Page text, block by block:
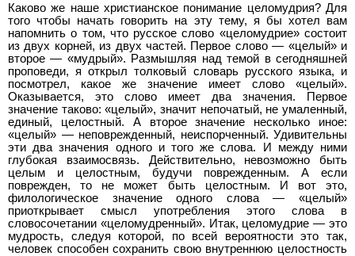
Каково же наше христианское понимание целомудрия? Для
того чтобы начать говорить на эту тему, я бы хотел вам
напомнить о том, что русское слово «целомудрие» состоит
из двух корней, из двух частей. Первое слово — «целый» и
второе — «мудрый». Размышляя над темой в сегодняшней
проповеди, я открыл толковый словарь русского языка, и
посмотрел, какое же значение имеет слово «целый».
Оказывается, это слово имеет два значения. Первое
значение таково: «целый», значит непочатый, не умаленный,
единый, целостный. А второе значение несколько иное:
«целый» — неповрежденный, неиспорченный. Удивительны
эти два значения одного и того же слова. И между ними
глубокая взаимосвязь. Действительно, невозможно быть
целым и целостным, будучи поврежденным. А если
поврежден, то не может быть целостным. И вот это,
филологическое значение одного слова — «целый»
приоткрывает смысл употребления этого слова в
словосочетании «целомудренный». Итак, целомудрие — это
мудрость, следуя которой, по всей вероятности это так,
человек способен сохранить свою внутреннюю целостность